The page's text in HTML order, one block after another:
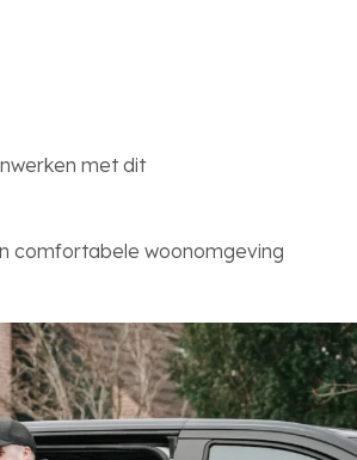
met dit
comfortabele woonomgeving